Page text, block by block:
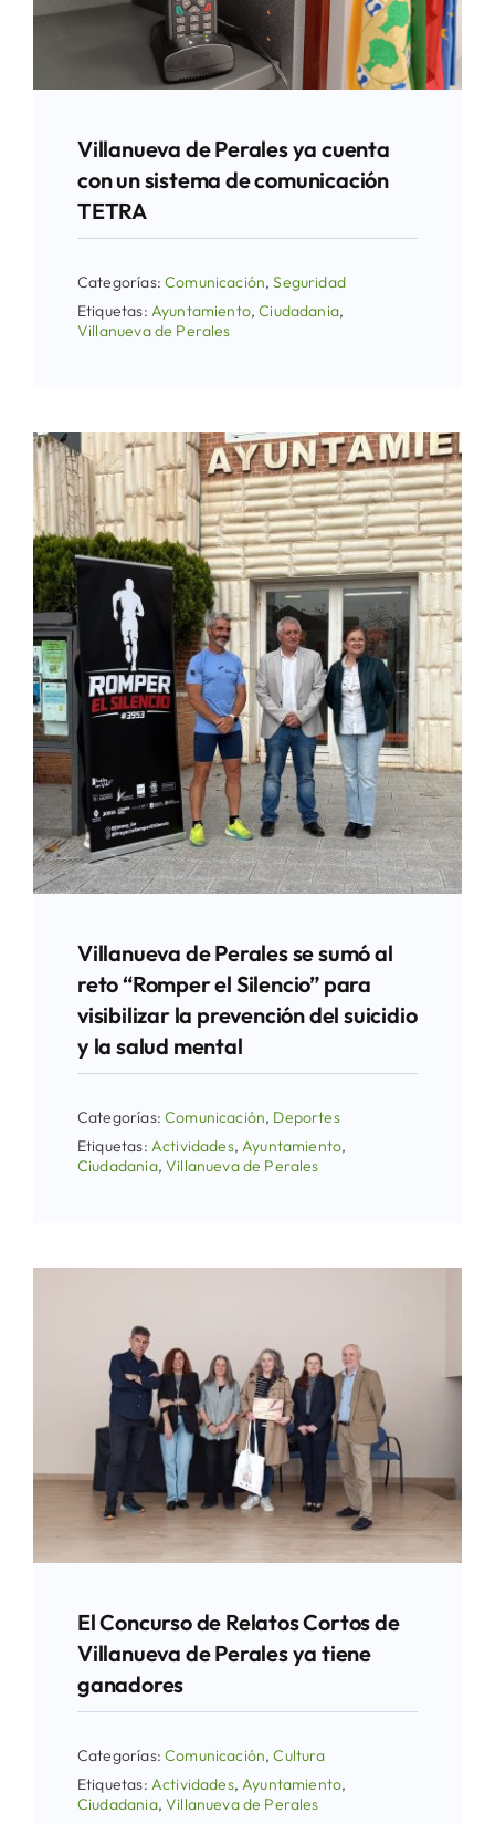
Villanueva de Perales ya cuenta
con un sistema de comunicación
TETRA
Categorías:Comunicación,Seguridad
Etiquetas: Ayuntamiento,Ciudadania,
Villanueva de Perales
Villanueva de Perales se sumó al
reto “Romper el Silencio” para
visibilizar la prevención del suicidio
y la salud mental
Categorías:Comunicación, Deportes
Etiquetas: Actividades,Ayuntamiento,
Ciudadania,Villanueva de Perales
El Concurso de Relatos Cortos de
Villanueva de Perales ya tiene
ganadores
Categorías:Comunicación,Cultura
Etiquetas: Actividades, Ayuntamiento,
Ciudadania,Villanueva de Perales